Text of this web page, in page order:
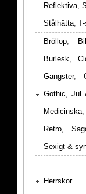
Reflektiva,
Stålhätta,
Bröllop,
Burlesk,
Gangster,
Gothic, Jul
Medicinska,
Retro,
Sexigt &
Herrskor